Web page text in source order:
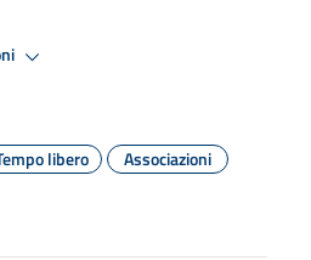
libero
Associazioni